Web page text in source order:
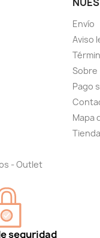
- Outlet
Envío
Aviso
Pago
Mapa
seguridad